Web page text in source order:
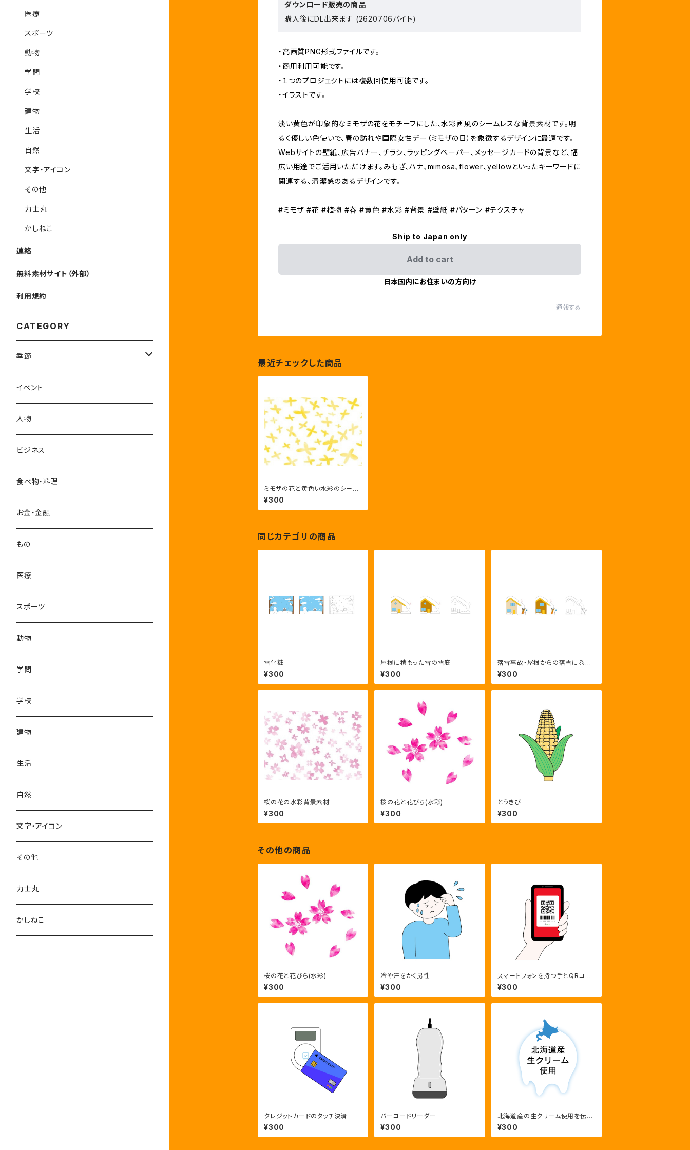
ダウンロード販売の商品
購入後にDL出来ます (2620706バイト)
・高画質PNG形式ファイルです。
・商用利用可能です。
・１つのプロジェクトには複数回使用可能です。
・イラストです。
淡い黄色が印象的なミモザの花をモチーフにした、水彩画風のシームレスな背景素材です。明
るく優しい色使いで、春の訪れや国際女性デー（ミモザの日）を象徴するデザインに最適です。
Webサイトの壁紙、広告バナー、チラシ、ラッピングペーパー、メッセージカードの背景など、幅
広い用途でご活用いただけます。みもざ、ハナ、mimosa、flower、yellowといったキーワードに
関連する、清潔感のあるデザインです。
#ミモザ #花 #植物 #春 #黄色 #水彩 #背景 #壁紙 #パターン #テクスチャ
Ship to Japan only
Add to cart
日本国内にお住まいの方向け
通報する
最近チェックした商品
ミモザの花と黄色い水彩のシーム
レスな背景素材
¥300
同じカテゴリの商品
雪化粧
¥300
屋根に積もった雪の雪庇
¥300
落雪事故・屋根からの落雪に巻き
込まれる人物
¥300
桜の花の水彩背景素材
¥300
桜の花と花びら(水彩)
¥300
とうきび
¥300
その他の商品
桜の花と花びら(水彩)
¥300
冷や汗をかく男性
¥300
スマートフォンを持つ手とQRコー
ド決済
¥300
クレジットカードのタッチ決済
¥300
バーコードリーダー
¥300
北海道産の生クリーム使用を伝え
る滴るクリームと地図のロゴ
¥300
医療
スポーツ
動物
学問
学校
建物
生活
自然
文字・アイコン
その他
力士丸
かしねこ
連絡
無料素材サイト（外部）
利用規約
CATEGORY
季節
1-3月
4-6月
7-9月
10-12月
イベント
人物
ビジネス
食べ物・料理
お金・金融
もの
医療
スポーツ
動物
学問
学校
建物
生活
自然
文字・アイコン
その他
力士丸
かしねこ